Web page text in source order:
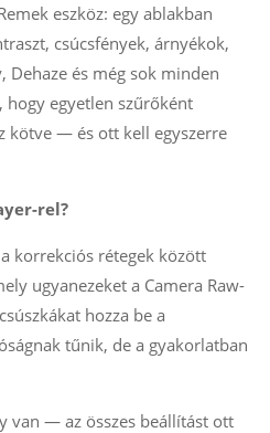
eszköz: egy ablakban
csúcsfények, árnyékok,
Dehaze és még sok minden
hogy egyetlen szűrőként
kötve — és ott kell egyszerre
rel?
korrekciós rétegek között
ugyanezeket a Camera Raw-
hozza be a
tűnik, de a gyakorlatban
van — az összes beállítást ott